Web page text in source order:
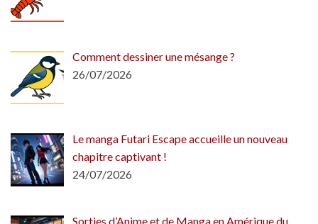
Comment dessiner une mésange ?
26/07/2026
Le manga Futari Escape accueille un nouveau
chapitre captivant !
24/07/2026
Sorties d’Anime et de Manga en Amérique du